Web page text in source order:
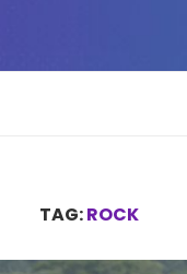
TAG:ROCK